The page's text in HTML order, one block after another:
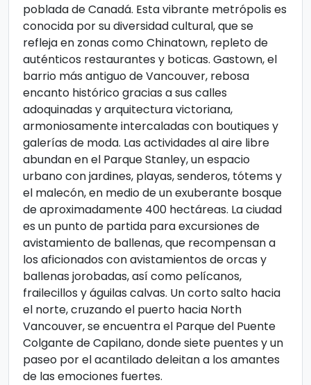
poblada de Canadá. Esta vibrante metrópolis es
conocida por su diversidad cultural, que se
refleja en zonas como Chinatown, repleto de
auténticos restaurantes y boticas. Gastown, el
barrio más antiguo de Vancouver, rebosa
encanto histórico gracias a sus calles
adoquinadas y arquitectura victoriana,
armoniosamente intercaladas con boutiques y
galerías de moda. Las actividades al aire libre
abundan en el Parque Stanley, un espacio
urbano con jardines, playas, senderos, tótems y
el malecón, en medio de un exuberante bosque
de aproximadamente 400 hectáreas. La ciudad
es un punto de partida para excursiones de
avistamiento de ballenas, que recompensan a
los aficionados con avistamientos de orcas y
ballenas jorobadas, así como pelícanos,
frailecillos y águilas calvas. Un corto salto hacia
el norte, cruzando el puerto hacia North
Vancouver, se encuentra el Parque del Puente
Colgante de Capilano, donde siete puentes y un
paseo por el acantilado deleitan a los amantes
de las emociones fuertes.